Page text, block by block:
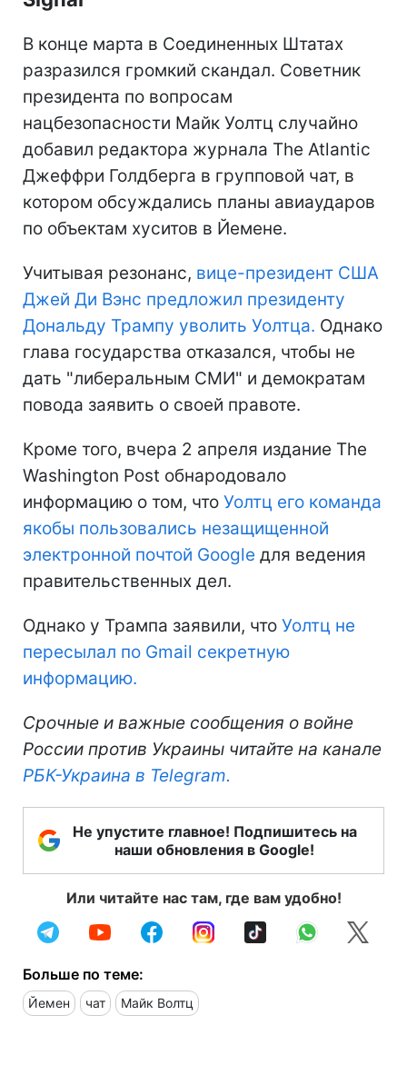
В конце марта в Соединенных Штатах
разразился громкий скандал. Советник
президента по вопросам
нацбезопасности Майк Уолтц случайно
добавил редактора журнала The Atlantic
Джеффри Голдберга в групповой чат, в
котором обсуждались планы авиаударов
по объектам хуситов в Йемене.
Учитывая резонанс, вице-президент США
Джей Ди Вэнс предложил президенту
Дональду Трампу уволить Уолтца. Однако
глава государства отказался, чтобы не
дать "либеральным СМИ" и демократам
повода заявить о своей правоте.
Кроме того, вчера 2 апреля издание The
Washington Post обнародовало
информацию о том, что Уолтц его команда
якобы пользовались незащищенной
электронной почтой Google для ведения
правительственных дел.
Однако у Трампа заявили, что Уолтц не
пересылал по Gmail секретную
информацию.
Срочные и важные сообщения о войне
России против Украины читайте на канале
РБК-Украина в Telegram.
Не упустите главное! Подпишитесь на
наши обновления в Google!
Или читайте нас там, где вам удобно!
Больше по теме:
Йемен чат Майк Волтц